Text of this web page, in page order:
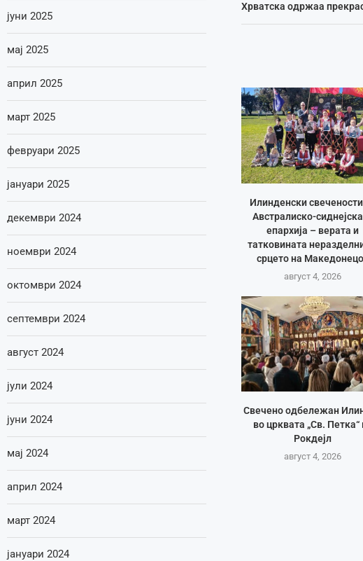
Хрватска одржаа
Илинденски
Австралиско-
епархија – верата и
татковината
срцето на
август 4, 2026
Свечено одбележан
во црквата „Св. Петка“
Рокдејл
август 4, 2026
јуни 2025
мај 2025
април 2025
март 2025
февруари 2025
јануари 2025
декември 2024
ноември 2024
октомври 2024
септември 2024
август 2024
јули 2024
јуни 2024
мај 2024
април 2024
март 2024
јануари 2024